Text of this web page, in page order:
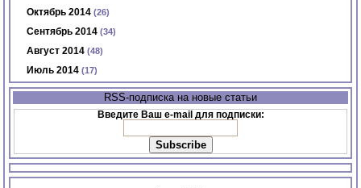
Октябрь 2014 (26)
Сентябрь 2014 (34)
Август 2014 (48)
Июль 2014 (17)
RSS-подписка на новые статьи
Введите Ваш e-mail для подписки: